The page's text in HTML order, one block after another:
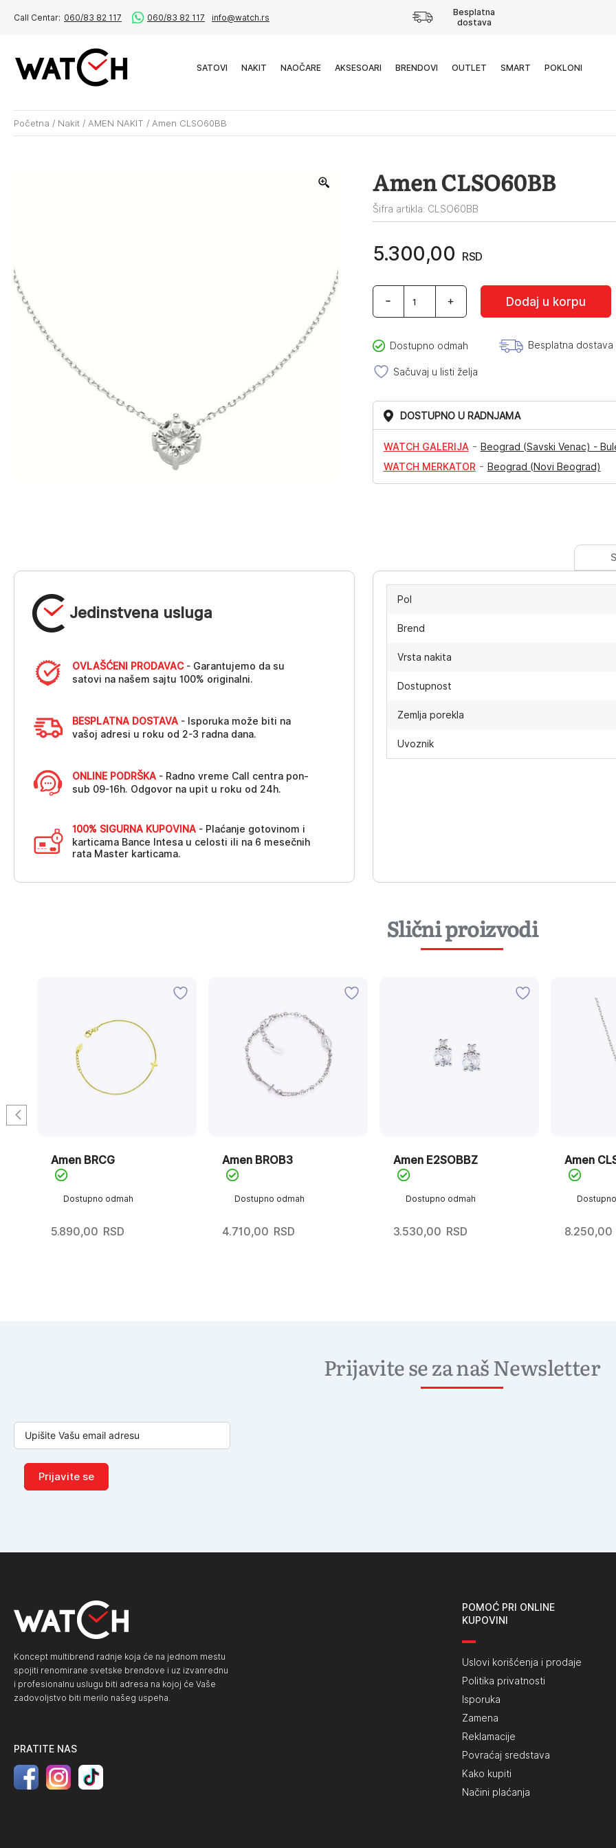
Call Centar: 060/83 82 117 060/83 82 117 info@watch.rs
Besplatna
dostava
SATOVI NAKIT NAOČARE AKSESOARI BRENDOVI OUTLET SMART POKLONI
Početna / Nakit / AMEN NAKIT / Amen CLSO60BB
Amen CLSO60BB
Šifra artikla: CLSO60BB
5.300,00 RSD
Amen
CLSO60BB
količina
Dodaj u korpu
Dostupno odmah Besplatna dostava
Sačuvaj u listi želja
DOSTUPNO U RADNJAMA
WATCH GALERIJA- Beograd (Savski Venac) -
WATCH MERKATOR- Beograd (Novi Beograd)
Jedinstvena usluga
OVLAŠĆENI PRODAVAC- Garantujemo da su
satovi na našem sajtu 100% originalni.
BESPLATNA DOSTAVA - Isporuka može biti na
vašoj adresi u roku od 2-3 radna dana.
ONLINE PODRŠKA - Radno vreme Call centra pon-
sub 09-16h. Odgovor na upit u roku od 24h.
100% SIGURNA KUPOVINA - Plaćanje gotovinom i
karticama Bance Intesa u celosti ili na 6 mesečnih
rata Master karticama.
Pol
Brend
Vrsta nakita
Dostupnost
Zemlja porekla
Uvoznik
Slični proizvodi
Dostupno odmah
Amen BRCG
5.890,00 RSD
Dostupno odmah
Amen BROB3
4.710,00 RSD
Dostupno odmah
Amen E2SOBBZ
3.530,00 RSD
Amen
8.250,00
Prijavite se za naš Newsletter
Prijavite se
Koncept multibrend radnje koja će na jednom mestu
spojiti renomirane svetske brendove i uz izvanrednu
i profesionalnu uslugu biti adresa na kojoj će Vaše
zadovoljstvo biti merilo našeg uspeha.
PRATITE NAS
POMOĆ PRI ONLINE
KUPOVINI
Uslovi korišćenja i prodaje
Politika privatnosti
Isporuka
Zamena
Reklamacije
Povraćaj sredstava
Kako kupiti
Načini plaćanja